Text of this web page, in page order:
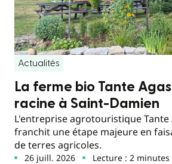
Actualités
La ferme bio Tante
racine à Saint-Damien
L'entreprise agrotouristique Tante
franchit une étape majeure en
de terres agricoles.
26 juill. 2026 Lecture : 2 minutes